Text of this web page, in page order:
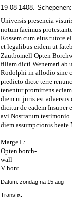
19-08-1408.
Universis presencia
notum facimus
Rossem cum eius tutore
et legalibus eidem ut
Zautbomell Opten
filiam dicti Wenemari ab
Rodolphi in allodio sine
predicto dicte terre
tenentur promittens
diem ut juris est
dicitur de eadem Insuper
avi Nostrarum
diem assumpcionis
Marge L:
Opten borch-
wall
V hont
Datum: zondag na 15 aug
Transfix.